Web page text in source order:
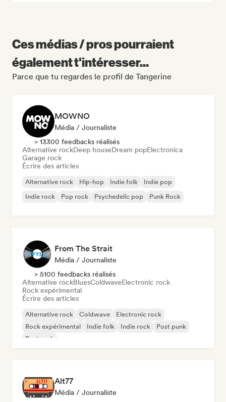
Ces médias / pros pourraient
également t'intéresser...
Parce que tu regardes le profil de Tangerine
MOWNO
Média / Journaliste
> 13300 feedbacks réalisés
Alternative rockDeep houseDream popElectronica
Garage rock
Écrire des articles
Alternative rock Hip-hop Indie folk
Indie pop
Indie rock
Pop rock Psychedelic pop Punk Rock
From The Strait
Média / Journaliste
> 5100 feedbacks réalisés
Alternative rockBluesColdwaveElectronic rock
Rock expérimental
Écrire des articles
Alternative rock Coldwave
Electronic rock
Rock expérimental
Indie folk Indie rock
Post punk
Post rock
Alt77
Média / Journaliste